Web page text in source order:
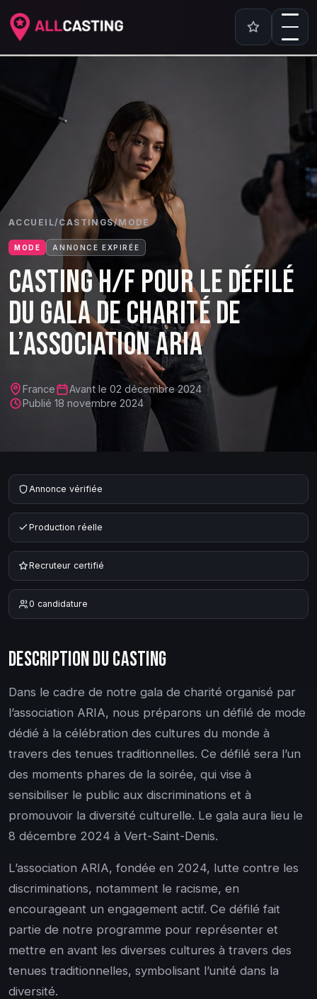
ACCUEIL/ CASTINGS/ MODE
MODE ANNONCE EXPIRÉE
CASTING H/F POUR LE DÉFILÉ
DU GALA DE CHARITÉ DE
L’ASSOCIATION ARIA
France Avant le 02 décembre 2024
Publié 18 novembre 2024
Annonce vérifiée
Production réelle
Recruteur certifié
0 candidature
DESCRIPTION DU CASTING
Dans le cadre de notre gala de charité organisé par
l’association ARIA, nous préparons un défilé de mode
dédié à la célébration des cultures du monde à
travers des tenues traditionnelles. Ce défilé sera l’un
des moments phares de la soirée, qui vise à
sensibiliser le public aux discriminations et à
promouvoir la diversité culturelle. Le gala aura lieu le
8 décembre 2024 à Vert-Saint-Denis.
L’association ARIA, fondée en 2024, lutte contre les
discriminations, notamment le racisme, en
encourageant un engagement actif. Ce défilé fait
partie de notre programme pour représenter et
mettre en avant les diverses cultures à travers des
tenues traditionnelles, symbolisant l’unité dans la
diversité.